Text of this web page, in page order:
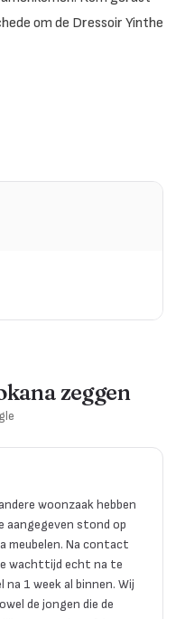
om de Dressoir Yinthe
zeggen
woonzaak hebben
aangegeven stond op
meubelen. Na contact
wachttijd echt na te
1 week al binnen. Wij
de jongen die de